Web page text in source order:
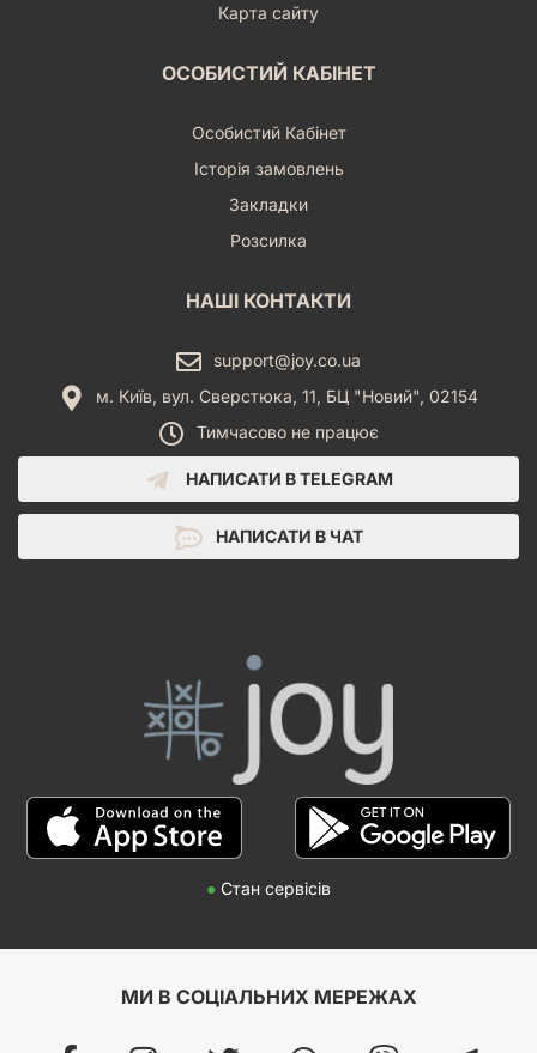
Карта сайту
ОСОБИСТИЙ КАБІНЕТ
Особистий Кабінет
Історія замовлень
Закладки
Розсилка
НАШІ КОНТАКТИ
support@joy.co.ua
м. Київ, вул. Сверстюка, 11, БЦ "Новий", 02154
Тимчасово не працює
НАПИСАТИ В TELEGRAM
НАПИСАТИ В ЧАТ
● Стан сервісів
МИ В СОЦІАЛЬНИХ МЕРЕЖАХ